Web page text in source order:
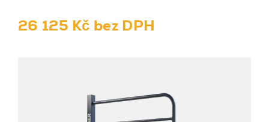
26 125 Kč bez DPH